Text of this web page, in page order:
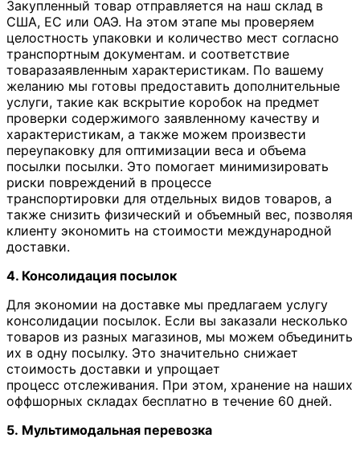
Закупленный товар отправляется на наш склад в
США, ЕС или ОАЭ. На этом этапе мы проверяем
целостность упаковки и количество мест согласно
транспортным документам. и соответствие
товаразаявленным характеристикам. По вашему
желанию мы готовы предоставить дополнительные
услуги, такие как вскрытие коробок на предмет
проверки содержимого заявленному качеству и
характеристикам, а также можем произвести
переупаковку для оптимизации веса и объема
посылки посылки. Это помогает минимизировать
риски повреждений в процессе
транспортировки для отдельных видов товаров, а
также снизить физический и объемный вес, позволяя
клиенту экономить на стоимости международной
доставки.
4. Консолидация посылок
Для экономии на доставке мы предлагаем услугу
консолидации посылок. Если вы заказали несколько
товаров из разных магазинов, мы можем объединить
их в одну посылку. Это значительно снижает
стоимость доставки и упрощает
процесс отслеживания. При этом, хранение на наших
оффшорных складах бесплатно в течение 60 дней.
5. Мультимодальная перевозка